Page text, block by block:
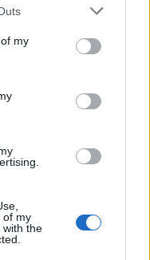
one or more Google
You may click to
third-party tags to
in below Google
my
of my
with the